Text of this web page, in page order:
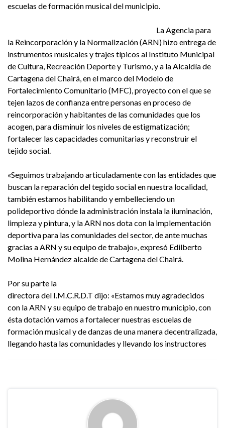
escuelas de formación musical del municipio.
La Agencia para
la Reincorporación y la Normalización (ARN) hizo entrega de
instrumentos musicales y trajes típicos al Instituto Municipal
de Cultura, Recreación Deporte y Turismo, y a la Alcaldía de
Cartagena del Chairá, en el marco del Modelo de
Fortalecimiento Comunitario (MFC), proyecto con el que se
tejen lazos de confianza entre personas en proceso de
reincorporación y habitantes de las comunidades que los
acogen, para disminuir los niveles de estigmatización;
fortalecer las capacidades comunitarias y reconstruir el
tejido social.
«Seguimos trabajando articuladamente con las entidades que
buscan la reparación del tegido social en nuestra localidad,
también estamos habilitando y embelleciendo un
polideportivo dónde la administración instala la iluminación,
limpieza y pintura, y la ARN nos dota con la implementación
deportiva para las comunidades del sector, de ante muchas
gracias a ARN y su equipo de trabajo», expresó Edilberto
Molina Hernández alcalde de Cartagena del Chairá.
Por su parte la
directora del I.M.C.R.D.T dijo: «Estamos muy agradecidos
con la ARN y su equipo de trabajo en nuestro municipio, con
ésta dotación vamos a fortalecer nuestras escuelas de
formación musical y de danzas de una manera decentralizada,
llegando hasta las comunidades y llevando los instructores